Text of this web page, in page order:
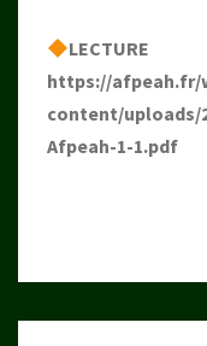
LECTURE
https://afpeah.fr/
content/uploads/
Afpeah-1-1.pdf